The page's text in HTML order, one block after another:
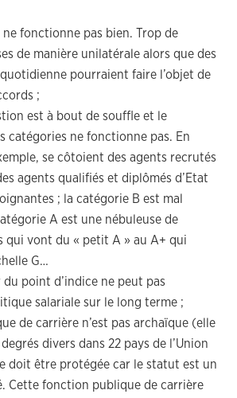
fonctionne pas bien. Trop de
de manière unilatérale alors que des
pourraient faire l’objet de
;
est à bout de souffle et le
catégories ne fonctionne pas. En
se côtoient des agents recrutés
agents qualifiés et diplômés d’Etat
; la catégorie B est mal
A est une nébuleuse de
qui vont du « petit A » au A+ qui
G…
du point d’indice ne peut pas
salariale sur le long terme ;
de carrière n’est pas archaïque (elle
divers dans 22 pays de l’Union
doit être protégée car le statut est un
Cette fonction publique de carrière